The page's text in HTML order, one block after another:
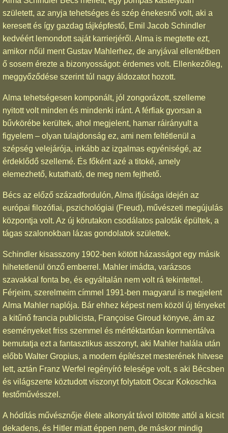
született, az anyja tehetséges és szép énekesnő volt, aki a
keresett és így gazdag tájképfestő, Emil Jacob Schindler
kedvéért lemondott saját karrierjéről. Alma is megtette ezt,
amikor nőül ment Gustav Mahlerhez, de anyjával ellentétben
ő sosem érezte a bizonyosságot: érdemes volt. Ellenkezőleg,
meggyőződése szerint túl nagy áldozatot hozott.
Alma tehetségesen komponált, jól zongorázott, szelleme
nyitott volt minden és mindenki iránt. A férfiak gyorsan a
bűvkörébe kerültek, ahol megjelent, hamar ráirányult a
figyelem – olyan tulajdonság ez, ami nem feltétlenül a
szépség velejárója, inkább az izgalmas egyéniségé, az
érdeklődő szellemé. És főként azé a titoké, amely
elemezhető, kutatható, de meg nem fejthető.
Bécs az előző századfordulón, Alma ifjúsága idején az
európai filozófiai, pszichológiai (Freud), művészeti megújulás
központja volt. Az új körutakon csodálatos paloták épültek, a
tágas szalonokban lázas gondolatok születtek.
Schindler kisasszony 1902-ben kötött házasságot egy másik
hihetetlenül önző emberrel. Mahler imádta, varázsos
szavakkal fonta be, és egyáltalán nem volt rá tekintettel.
Férjeim, szerelmeim címmel 1991-ben magyarul is megjelent
Alma Mahler naplója. Bár ehhez képest nem közöl új tényeket
a kitűnő francia publicista, Françoise Giroud könyve, ám az
eseményeket friss szemmel és mértéktartóan kommentálva
bemutatja ezt a fantasztikus asszonyt, aki Mahler halála után
előbb Walter Gropius, a modern építészet mesterének hitvese
lett, aztán Franz Werfel regényíró felesége volt, s aki Bécsben
és világszerte köztudott viszonyt folytatott Oscar Kokoschka
festőművésszel.
A hódítás művésznője élete alkonyát távol töltötte attól a kicsit
dekadens, és Hitler miatt éppen nem, de máskor mindig